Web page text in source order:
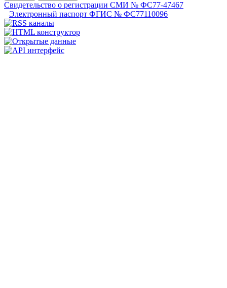
Свидетельство о регистрации СМИ № ФС77-47467
Электронный паспорт ФГИС № ФС77110096